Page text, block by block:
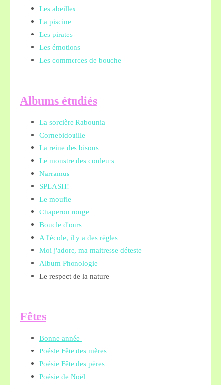
Les abeilles
La piscine
Les pirates
Les émotions
Les commerces de bouche
Albums étudiés
La sorcière Rabounia
Cornebidouille
La reine des bisous
Le monstre des couleurs
Narramus
SPLASH!
Le moufle
Chaperon rouge
Boucle d'ours
A l'école, il y a des règles
Moi j'adore, ma maitresse déteste
Album Phonologie
Le respect de la nature
Fêtes
Bonne année
Poésie Fête des mères
Poésie Fête des pères
Poésie de Noël